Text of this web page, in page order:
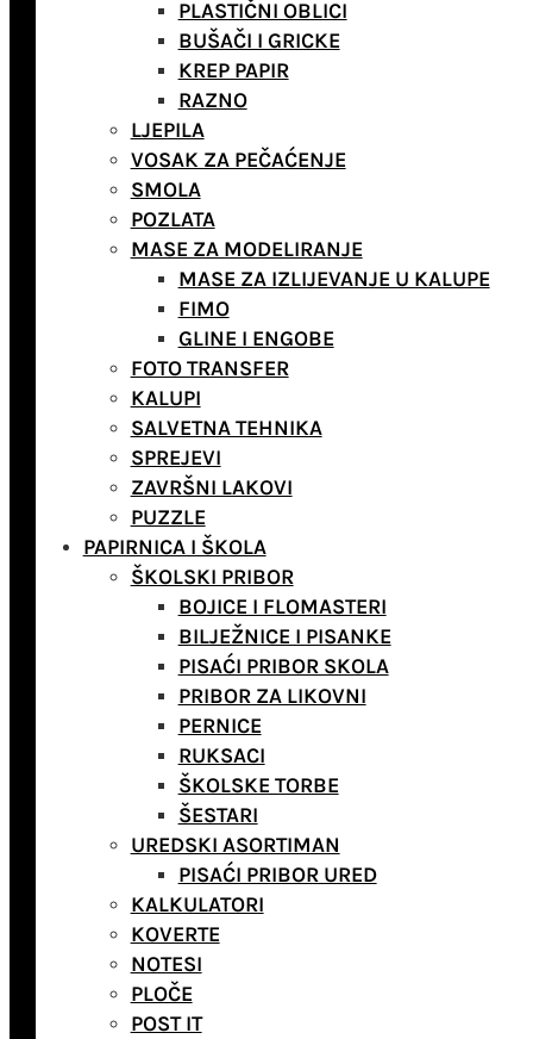
PLASTIČNI OBLICI
BUŠAČI I GRICKE
KREP PAPIR
RAZNO
LJEPILA
VOSAK ZA PEČAĆENJE
SMOLA
POZLATA
MASE ZA MODELIRANJE
MASE ZA IZLIJEVANJE U KALUPE
FIMO
GLINE I ENGOBE
FOTO TRANSFER
KALUPI
SALVETNA TEHNIKA
SPREJEVI
ZAVRŠNI LAKOVI
PUZZLE
PAPIRNICA I ŠKOLA
ŠKOLSKI PRIBOR
BOJICE I FLOMASTERI
BILJEŽNICE I PISANKE
PISAĆI PRIBOR SKOLA
PRIBOR ZA LIKOVNI
PERNICE
RUKSACI
ŠKOLSKE TORBE
ŠESTARI
UREDSKI ASORTIMAN
PISAĆI PRIBOR URED
KALKULATORI
KOVERTE
NOTESI
PLOČE
POST IT